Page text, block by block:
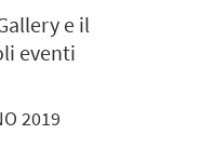
e il
eventi
2019